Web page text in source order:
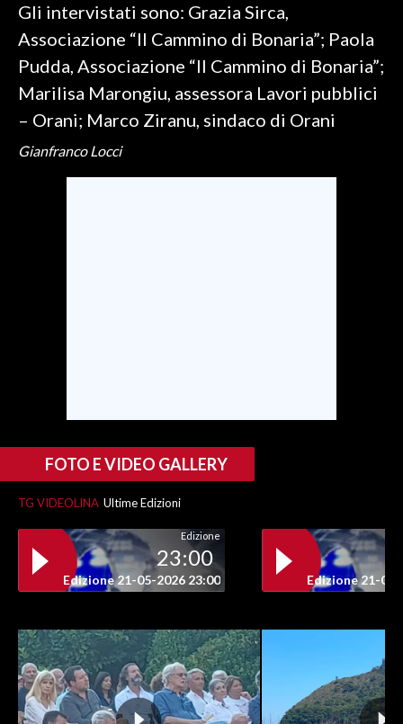
3 MINUTI CON
INSULARITÀ
Gli intervistati sono: Grazia Sirca,
Associazione “Il Cammino di Bonaria”; Paola
Pudda, Associazione “Il Cammino di Bonaria”;
Marilisa Marongiu, assessora Lavori pubblici
– Orani; Marco Ziranu, sindaco di Orani
Gianfranco Locci
FOTO E VIDEO GALLERY
TG VIDEOLINA Ultime Edizioni
Edizione
23:00
Edizione 21-05-2026 23:00 Edizione 21-05-